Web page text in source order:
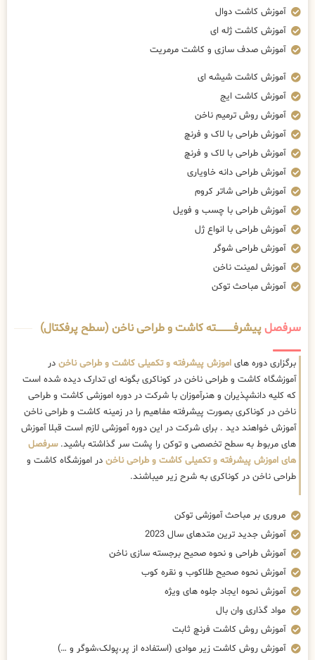
آموزش کاشت دوال
آموزش کاشت ژله ای
آموزش صدف سازی و کاشت مرمریت
آموزش کاشت شیشه ای
آموزش کاشت ایج
آموزش روش ترمیم ناخن
آموزش طراحی با لاک و فرنچ
آموزش طراحی با لاک و فرنچ
آموزش طراحی دانه خاویاری
آموزش طراحی شاتر کروم
آموزش طراحی با چسب و فویل
آموزش طراحی با انواع ژل
آموزش طراحی شوگر
آموزش لمینت ناخن
آموزش مباحث توکن
سرفصلپیشرفــــــــــــته کاشت و طراحی ناخن (سطح پرفکتال)
برگزاری دوره های اموزش پیشرفته و تکمیلی کاشت و طراحی ناخن در
آموزشگاه کاشت و طراحی ناخن در کوناکری بگونه ای تدارک دیده شده است
که کلیه دانشپذیران و هنرآموزان با شرکت در دوره اموزشی کاشت و طراحی
ناخن در کوناکری بصورت پیشرفته مفاهیم را در زمینه کاشت و طراحی ناخن
آموزش خواهند دید . برای شرکت در این دوره آموزشی لازم است قبلا آموزش
های مربوط به سطح تخصصی و توکن را پشت سر گذاشته باشید.سرفصل
های اموزش پیشرفته و تکمیلی کاشت و طراحی ناخن در اموزشگاه کاشت و
طراحی ناخن در کوناکری به شرح زیر میباشند.
مروری بر مباحث آموزشی توکن
آموزش جدید ترین متدهای سال 2023
آموزش طراحی و نحوه صحیح برجسته سازی ناخن
آموزش نحوه صحیح طلاکوب و نقره کوب
آموزش نحوه ایجاد جلوه های ویژه
مواد گذاری وان بال
آموزش روش کاشت فرنچ ثابت
آموزش روش کاشت زیر موادی (استفاده از پر،پولک،شوگر و …)